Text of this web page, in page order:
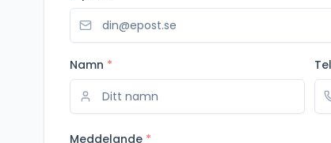
Namn *
Meddelande *